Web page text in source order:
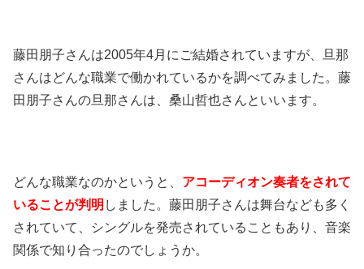
藤田朋子さんは2005年4月にご結婚されていますが、旦那
さんはどんな職業で働かれているかを調べてみました。藤
田朋子さんの旦那さんは、桑山哲也さんといいます。
どんな職業なのかというと、 アコーディオン奏者をされて
いることが判明 しました。藤田朋子さんは舞台なども多く
されていて、シングルを発売されていることもあり、音楽
関係で知り合ったのでしょうか。